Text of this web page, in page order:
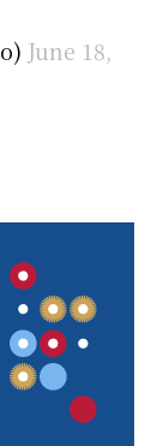
June 18,